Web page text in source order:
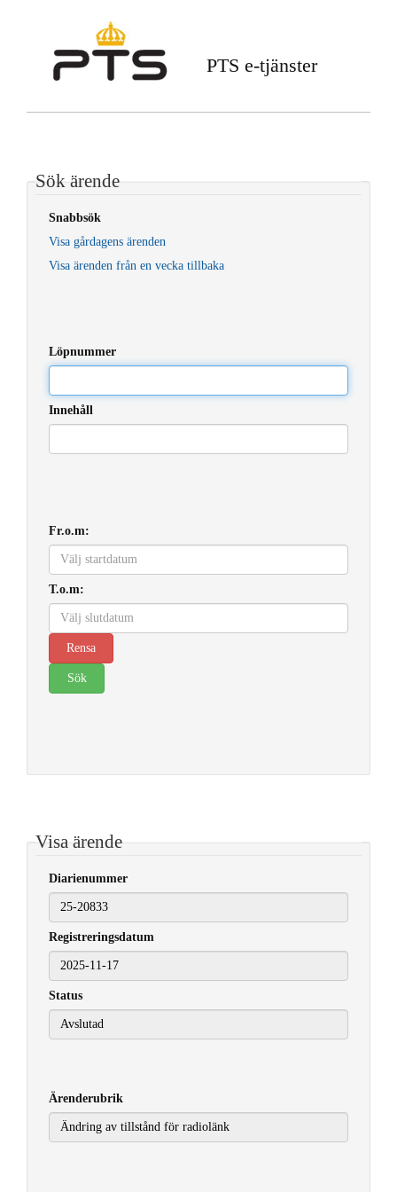
PTS e-tjänster
Sök ärende
Snabbsök
Visa gårdagens ärenden
Visa ärenden från en vecka tillbaka
Löpnummer
Innehåll
Fr.o.m:
T.o.m:
Visa ärende
Diarienummer
Registreringsdatum
2025-11-17
Status
Ärenderubrik